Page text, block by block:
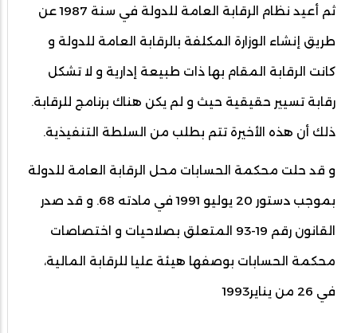
ثم أعيد نظام الرقابة العامة للدولة في سنة 1987 عن
طريق إنشاء الوزارة المكلفة بالرقابة العامة للدولة و
كانت الرقابة المقام بها ذات طبيعة إدارية و لا تشكل
رقابة تسيير حقيقية حيث و لم يكن هناك برنامج للرقابة.
ذلك أن هذه الأخيرة تتم بطلب من السلطة التنفيذية.
و قد حلت محكمة الحسابات محل الرقابة العامة للدولة
بموجب دستور 20 يوليو 1991 في مادته 68. و قد صدر
القانون رقم 19-93 المتعلق بصلاحيات و اختصاصات
محكمة الحسابات بوصفها هيئة عليا للرقابة المالية،
في 26 من يناير1993